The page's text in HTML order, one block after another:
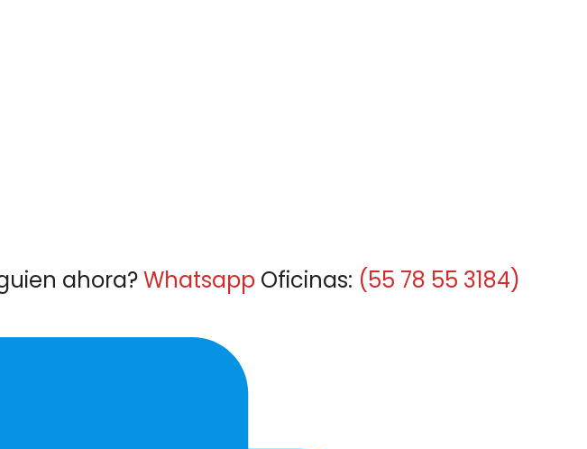
ahora?Whatsapp Oficinas: (55 78 55 3184)